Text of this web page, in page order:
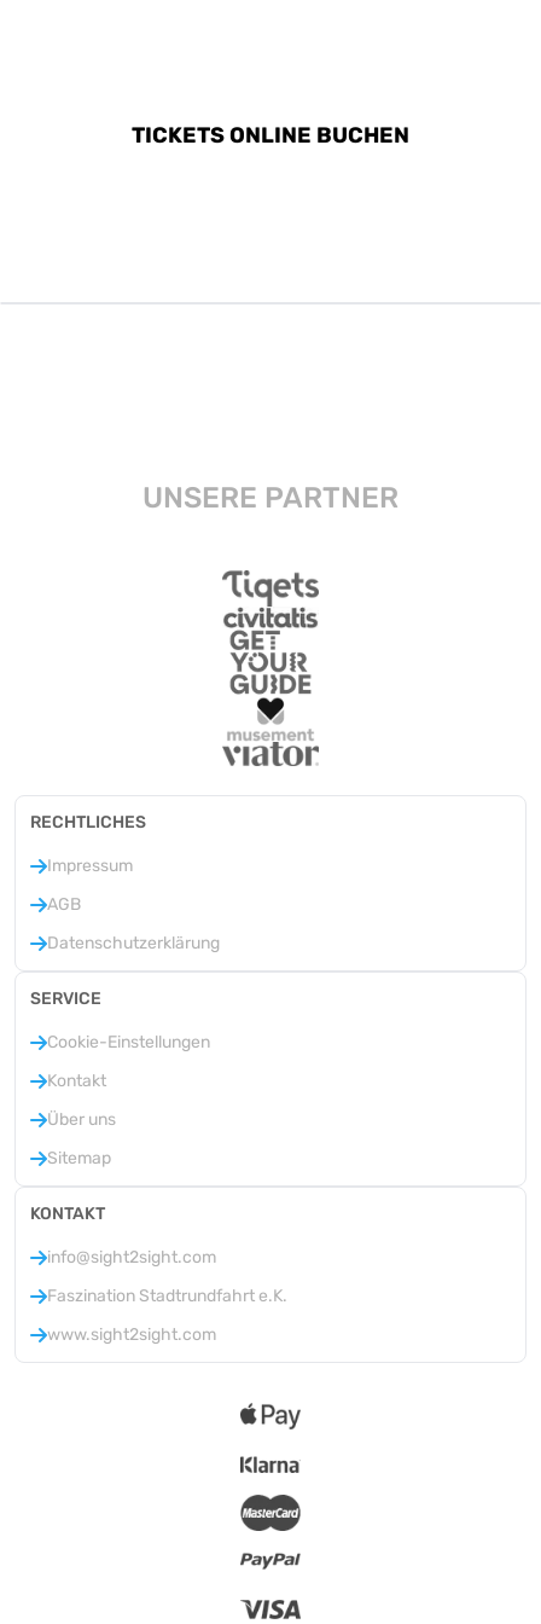
TICKETS ONLINE BUCHEN
UNSERE PARTNER
RECHTLICHES
Impressum
AGB
Datenschutzerklärung
SERVICE
Cookie-Einstellungen
Kontakt
Über uns
Sitemap
KONTAKT
info@sight2sight.com
Faszination Stadtrundfahrt e.K.
www.sight2sight.com